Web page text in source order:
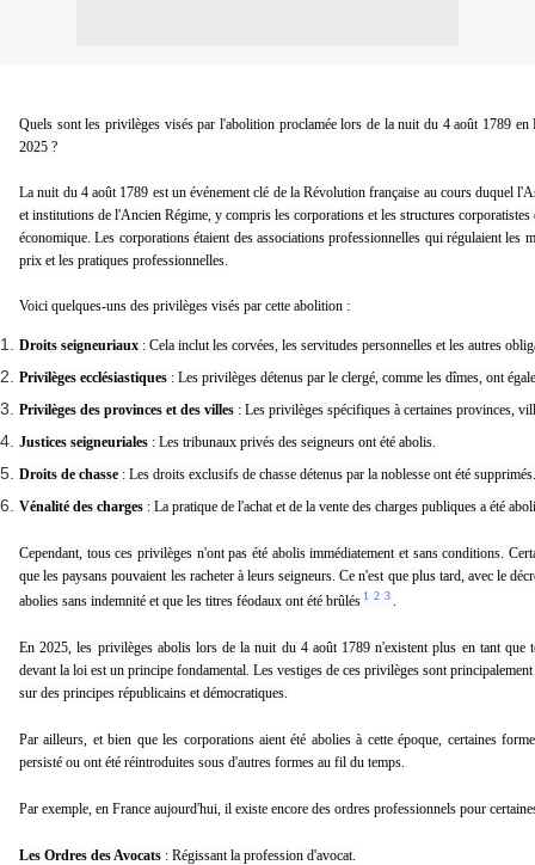
Quels sont les privilèges visés par l'abolition proclamée lors de la nuit du 4 août 1789
2025 ?
La nuit du 4 août 1789 est un événement clé de la Révolution française au cours duquel
et institutions de l'Ancien Régime, y compris les corporations et les structures corporatistes
économique. Les corporations étaient des associations professionnelles qui régulaient les
prix et les pratiques professionnelles.
Voici quelques-uns des privilèges visés par cette abolition :
Droits seigneuriaux : Cela inclut les corvées, les servitudes personnelles et les autres
Privilèges ecclésiastiques : Les privilèges détenus par le clergé, comme les dîmes, ont
Privilèges des provinces et des villes : Les privilèges spécifiques à certaines provinces,
Justices seigneuriales : Les tribunaux privés des seigneurs ont été abolis.
Droits de chasse : Les droits exclusifs de chasse détenus par la noblesse ont été supprimés.
Vénalité des charges : La pratique de l'achat et de la vente des charges publiques a été
Cependant, tous ces privilèges n'ont pas été abolis immédiatement et sans conditions.
que les paysans pouvaient les racheter à leurs seigneurs. Ce n'est que plus tard, avec le
abolies sans indemnité et que les titres féodaux ont été brûlés 1 2 3 .
En 2025, les privilèges abolis lors de la nuit du 4 août 1789 n'existent plus en tant que
devant la loi est un principe fondamental. Les vestiges de ces privilèges sont
sur des principes républicains et démocratiques.
Par ailleurs, et bien que les corporations aient été abolies à cette époque, certaines
persisté ou ont été réintroduites sous d'autres formes au fil du temps.
Par exemple, en France aujourd'hui, il existe encore des ordres professionnels pour
Les Ordres des Avocats : Régissant la profession d'avocat.